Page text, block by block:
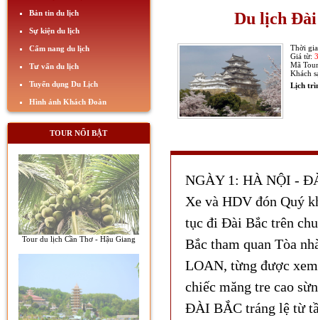
Bản tin du lịch
Sự kiện du lịch
Cẩm nang du lịch
Tư vấn du lịch
Tuyển dụng Du Lịch
Hình ảnh Khách Đoàn
TOUR NỔI BẬT
Tour du lịch Cần Thơ - Hậu Giang
Du lịch
Thời
Giá từ:
Mã
Khách
Lịch
NGÀY 1: HÀ NỘI -
Xe và HDV đón Quý
tục đi Đài Bắc trên
Bắc tham quan Tòa
LOAN, từng được
chiếc măng tre cao
ĐÀI BẮC tráng lệ từ